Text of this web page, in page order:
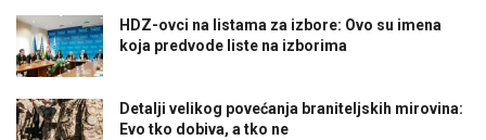
HDZ-ovci na listama za izbore: Ovo su imena
koja predvode liste na izborima
Detalji velikog povećanja braniteljskih mirovina:
Evo tko dobiva, a tko ne